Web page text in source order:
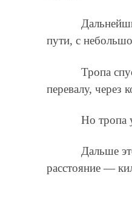
пути, с
Тропа
перевалу,
Но тропа
Дальше
расстояние —